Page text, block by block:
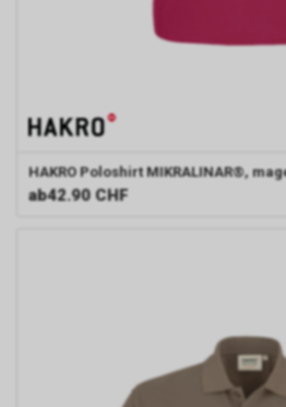
HAKRO Poloshirt MIKRALINAR®,
ab42.90 CHF